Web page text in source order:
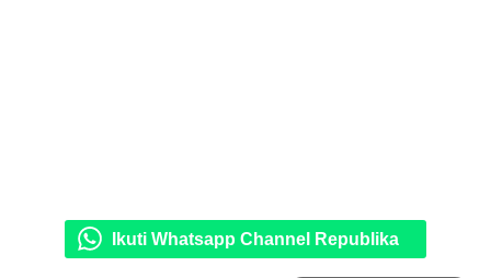
Ikuti Whatsapp Channel Republika